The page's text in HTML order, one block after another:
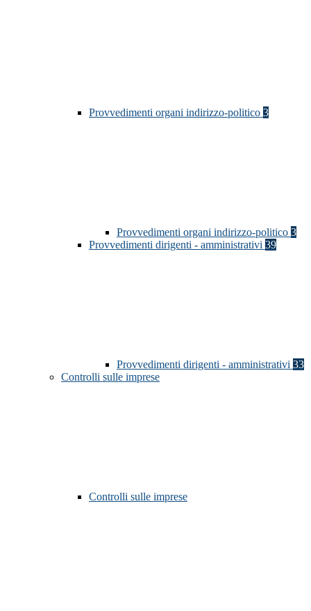
Provvedimenti organi indirizzo-politico 3
Provvedimenti organi indirizzo-politico 3
Provvedimenti dirigenti - amministrativi 39
Provvedimenti dirigenti - amministrativi 33
Controlli sulle imprese
Controlli sulle imprese